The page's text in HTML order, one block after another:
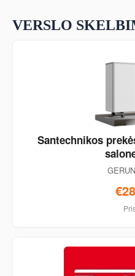
VERSLO
Santechnikos